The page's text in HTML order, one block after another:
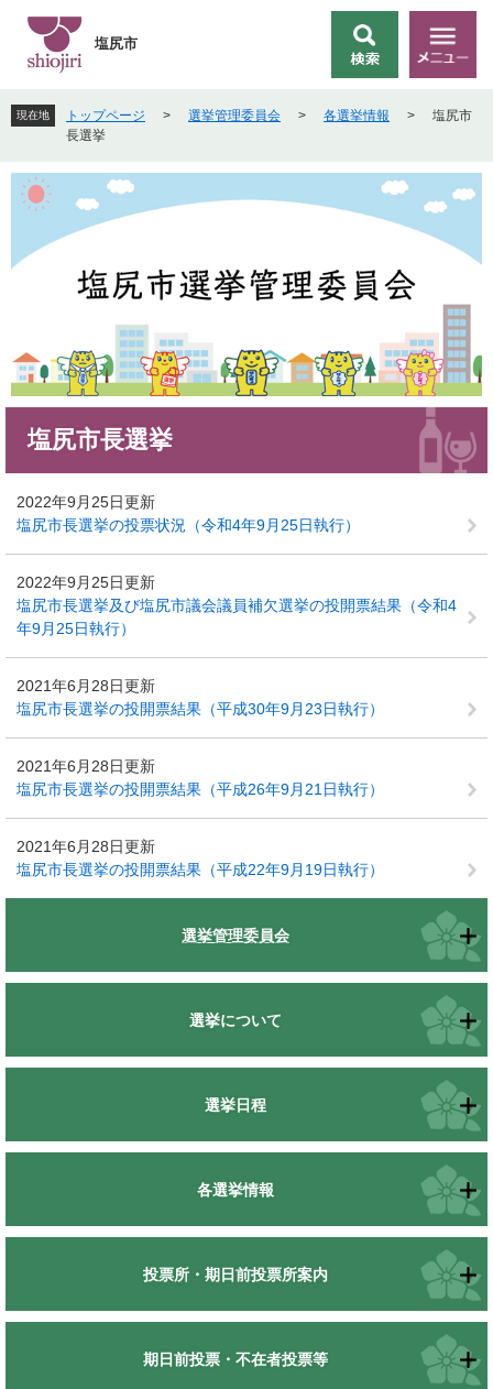
先
頭
す
を
飛
し
へ
索
メ
ニ
塩尻市
現在地 トップページ > 選挙管理委員会 > 各選挙情報 >
塩尻市
長選挙
塩尻市長選挙
2022年9月25日更新
塩尻市長選挙の投票状況（令和4年9月25日執行）
2022年9月25日更新
塩尻市長選挙及び塩尻市議会議員補欠選挙の投開票結果（令和4
年9月25日執行）
2021年6月28日更新
塩尻市長選挙の投開票結果（平成30年9月23日執行）
2021年6月28日更新
塩尻市長選挙の投開票結果（平成26年9月21日執行）
2021年6月28日更新
塩尻市長選挙の投開票結果（平成22年9月19日執行）
選挙管理委員会
選挙について
選挙日程
各選挙情報
投票所・期日前投票所案内
期日前投票・不在者投票等